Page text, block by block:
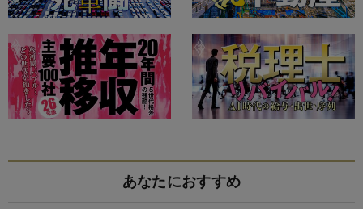
あなたにおすすめ